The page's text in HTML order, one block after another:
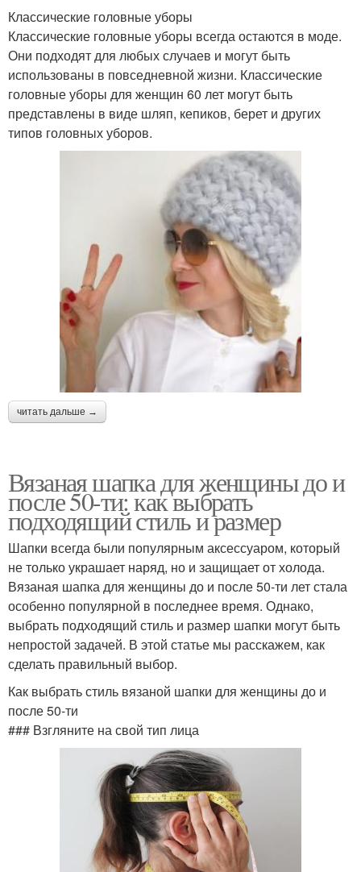
Классические головные уборы
Классические головные уборы всегда остаются в моде.
Они подходят для любых случаев и могут быть
использованы в повседневной жизни. Классические
головные уборы для женщин 60 лет могут быть
представлены в виде шляп, кепиков, берет и других
типов головных уборов.
читать дальше →
Вязаная шапка для женщины до и
после 50-ти: как выбрать
подходящий стиль и размер
Шапки всегда были популярным аксессуаром, который
не только украшает наряд, но и защищает от холода.
Вязаная шапка для женщины до и после 50-ти лет стала
особенно популярной в последнее время. Однако,
выбрать подходящий стиль и размер шапки могут быть
непростой задачей. В этой статье мы расскажем, как
сделать правильный выбор.
Как выбрать стиль вязаной шапки для женщины до и
после 50-ти
### Взгляните на свой тип лица